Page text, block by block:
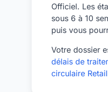
Officiel. Les
sous 6 à 10
puis vous
Votre dossier
délais de
circulaire